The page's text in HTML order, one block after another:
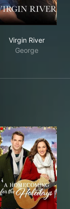
Virgin River
George